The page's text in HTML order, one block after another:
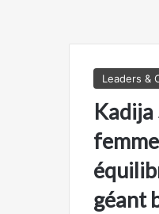
Leaders &
Kadija
géant